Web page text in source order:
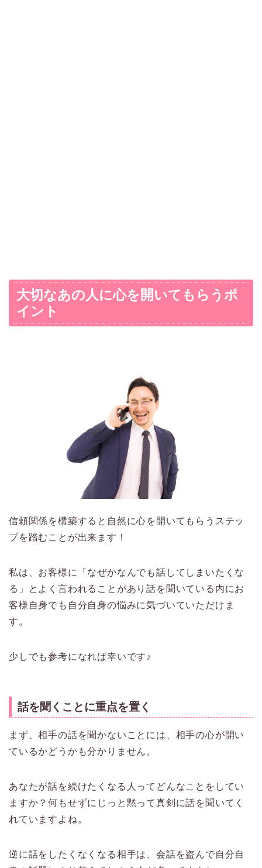
大切なあの人に心を開いてもらうポ
イント
信頼関係を構築すると自然に心を開いてもらうステッ
プを踏むことが出来ます！
私は、お客様に「なぜかなんでも話してしまいたくな
る」とよく言われることがあり話を聞いている内にお
客様自身でも自分自身の悩みに気づいていただけま
す。
少しでも参考になれば幸いです♪
話を聞くことに重点を置く
まず、相手の話を聞かないことには、相手の心が開い
ているかどうかも分かりません。
あなたが話を続けたくなる人ってどんなことをしてい
ますか？何もせずにじっと黙って真剣に話を聞いてく
れていますよね。
逆に話をしたくなくなる相手は、会話を盗んで自分自